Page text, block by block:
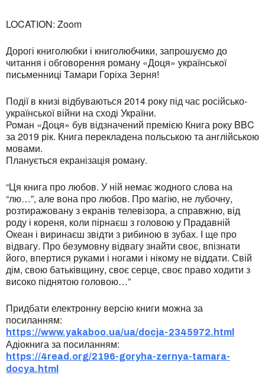
LOCATION: Zoom
Дорогі книголюбки і книголюбчики, запрошуємо до
читання і обговорення роману «Доця» української
письменниці Тамари Горіха Зерня!
Події в книзі відбуваються 2014 року під час російсько-
української війни на сході України.
Роман «Доця» був відзначений премією Книга року BBC
за 2019 рік. Книга перекладена польською та англійською
мовами.
Планується екранізація роману.
“Ця книга про любов. У ній немає жодного слова на
“лю…”, але вона про любов. Про магію, не лубочну,
розтиражовану з екранів телевізора, а справжню, від
роду і кореня, коли пірнаєш з головою у Прадавній
Океан і виринаєш звідти з рибиною в зубах. І ще про
відвагу. Про безумовну відвагу знайти своє, впізнати
його, впертися руками і ногами і нікому не віддати. Свій
дім, свою батьківщину, своє серце, своє право ходити з
високо піднятою головою…”
Придбати електронну версію книги можна за
посиланням:
https://www.yakaboo.ua/ua/docja-2345972.html
Адіокнига за посиланням:
https://4read.org/2196-goryha-zernya-tamara-
docya.html